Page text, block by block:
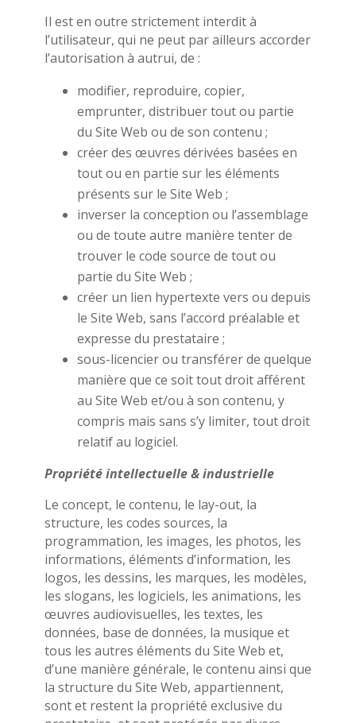
Il est en outre strictement interdit à
l’utilisateur, qui ne peut par ailleurs accorder
l’autorisation à autrui, de :
modifier, reproduire, copier,
emprunter, distribuer tout ou partie
du Site Web ou de son contenu ;
créer des œuvres dérivées basées en
tout ou en partie sur les éléments
présents sur le Site Web ;
inverser la conception ou l’assemblage
ou de toute autre manière tenter de
trouver le code source de tout ou
partie du Site Web ;
créer un lien hypertexte vers ou depuis
le Site Web, sans l’accord préalable et
expresse du prestataire ;
sous-licencier ou transférer de quelque
manière que ce soit tout droit afférent
au Site Web et/ou à son contenu, y
compris mais sans s’y limiter, tout droit
relatif au logiciel.
Propriété intellectuelle & industrielle
Le concept, le contenu, le lay-out, la
structure, les codes sources, la
programmation, les images, les photos, les
informations, éléments d’information, les
logos, les dessins, les marques, les modèles,
les slogans, les logiciels, les animations, les
œuvres audiovisuelles, les textes, les
données, base de données, la musique et
tous les autres éléments du Site Web et,
d’une manière générale, le contenu ainsi que
la structure du Site Web, appartiennent,
sont et restent la propriété exclusive du